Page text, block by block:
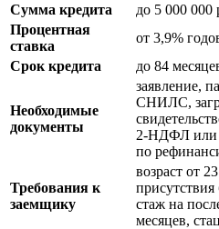
Сумма кредита
до 5 000 000
Процентная
ставка
от 3,9%
Срок кредита
до 84
Необходимые
документы
заявление,
СНИЛС,
2-НДФЛ или
по
Требования к
заемщику
возраст от
стаж на
месяцев,